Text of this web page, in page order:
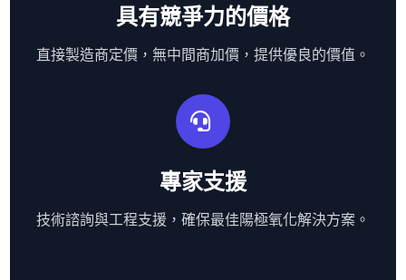
具有競爭力的價格
直接製造商定價，無中間商加價，提供優良的價值。
專家支援
技術諮詢與工程支援，確保最佳陽極氧化解決方案。